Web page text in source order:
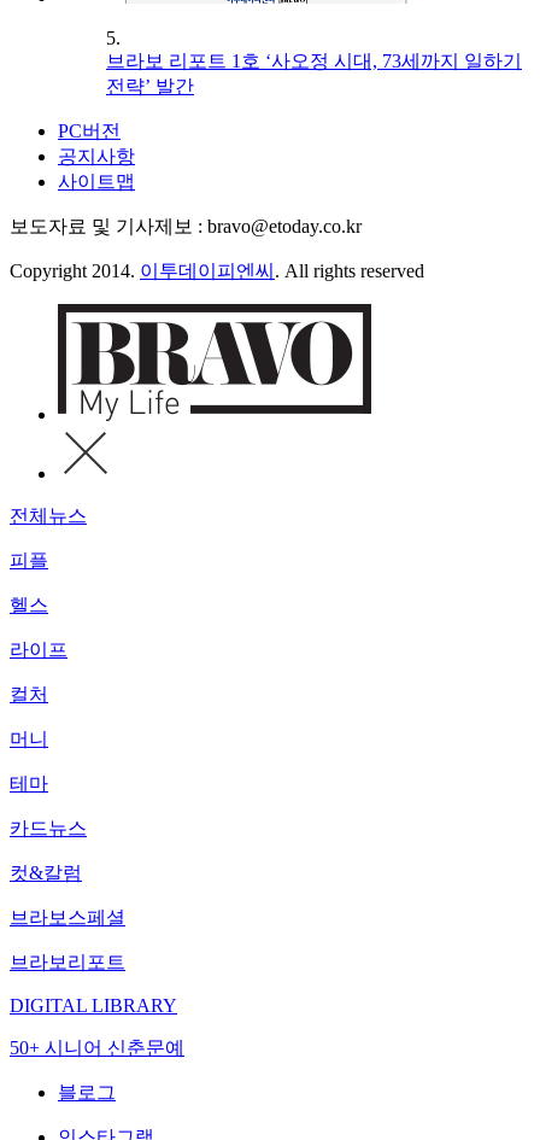
5.
브라보 리포트 1호 ‘사오정 시대, 73세까지 일하기
전략’ 발간
PC버전
공지사항
사이트맵
보도자료 및 기사제보 : bravo@etoday.co.kr
Copyright 2014. 이투데이피엔씨 . All rights reserved
전체뉴스
피플
헬스
라이프
컬처
머니
테마
카드뉴스
컷&칼럼
브라보스페셜
브라보리포트
DIGITAL LIBRARY
50+ 시니어 신춘문예
블로그